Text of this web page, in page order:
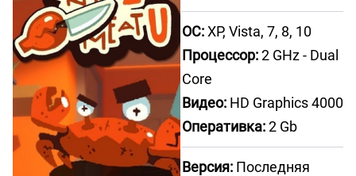
ОС:XP, Vista, 7, 8, 10
Процессор:2 GHz - Dual
Core
Видео: HD Graphics 4000
Оперативка:2 Gb
Версия: Последняя